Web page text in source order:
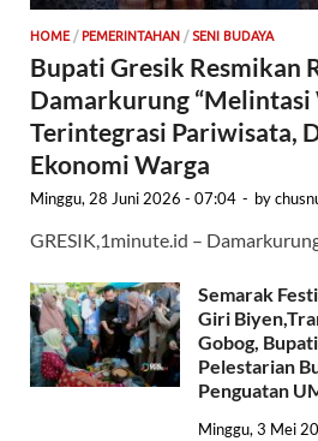
HOME/ PEMERINTAHAN /SENI BUDAYA
Bupati Gresik Resmikan
Damarkurung “Melintasi
Terintegrasi Pariwisata,
Ekonomi Warga
Minggu, 28 Juni 2026 - 07:04 - by
GRESIK,1minute.id –
Semarak
Giri
Gobog,
Pelestarian
Penguatan
Minggu, 3 Mei